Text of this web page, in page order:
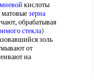
кислоты
зерна
обрабатывая
стекла)
золь
от
на